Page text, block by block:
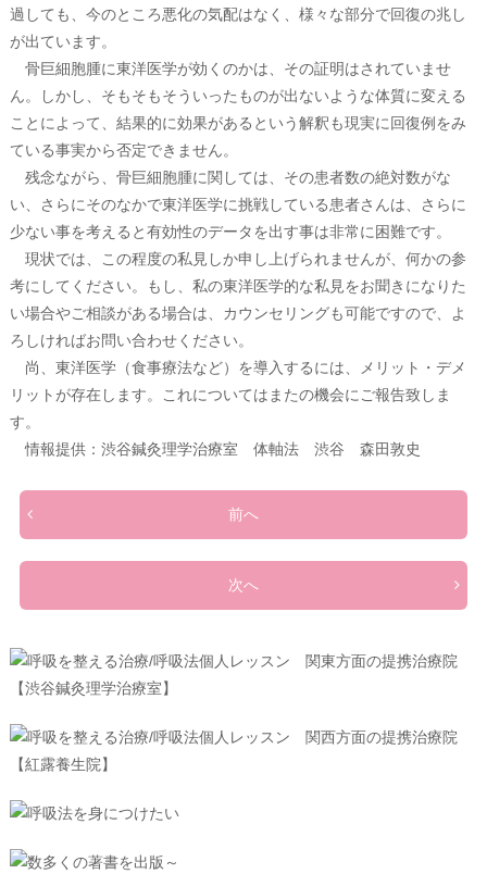
過しても、今のところ悪化の気配はなく、様々な部分で回復の兆し
が出ています。
骨巨細胞腫に東洋医学が効くのかは、その証明はされていませ
ん。しかし、そもそもそういったものが出ないような体質に変える
ことによって、結果的に効果があるという解釈も現実に回復例をみ
ている事実から否定できません。
残念ながら、骨巨細胞腫に関しては、その患者数の絶対数がな
い、さらにそのなかで東洋医学に挑戦している患者さんは、さらに
少ない事を考えると有効性のデータを出す事は非常に困難です。
現状では、この程度の私見しか申し上げられませんが、何かの参
考にしてください。もし、私の東洋医学的な私見をお聞きになりた
い場合やご相談がある場合は、カウンセリングも可能ですので、よ
ろしければお問い合わせください。
尚、東洋医学（食事療法など）を導入するには、メリット・デメ
リットが存在します。これについてはまたの機会にご報告致しま
す。
情報提供：渋谷鍼灸理学治療室 体軸法 渋谷 森田敦史
前へ
次へ